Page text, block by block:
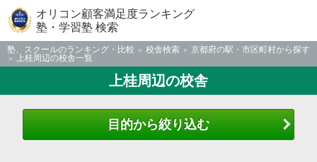
オリコン顧客満足度ランキング
塾・学習塾 検索
塾、スクールのランキング・比較 校舎検索
京都府の駅・市区町村から探す
上桂周辺の校舎一覧
上桂周辺の校舎
目的から絞り込む